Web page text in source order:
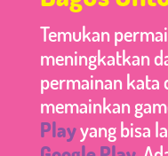
Temukan
meningkatkan
permainan kata
memainkan
Playyang bisa